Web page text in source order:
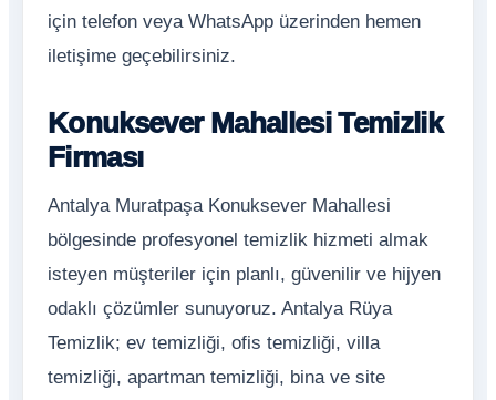
için telefon veya WhatsApp üzerinden hemen
iletişime geçebilirsiniz.
Konuksever Mahallesi Temizlik
Firması
Antalya Muratpaşa Konuksever Mahallesi
bölgesinde profesyonel temizlik hizmeti almak
isteyen müşteriler için planlı, güvenilir ve hijyen
odaklı çözümler sunuyoruz. Antalya Rüya
Temizlik; ev temizliği, ofis temizliği, villa
temizliği, apartman temizliği, bina ve site